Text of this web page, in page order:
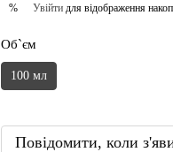
% Увійти для відображення
Об`єм
100 мл
Повідомити, коли